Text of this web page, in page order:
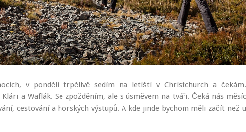
v pondělí trpělivě sedím na letišti v Christchurch a čekám.
Klári a Waflák. Se zpožděním, ale s úsměvem na tváři. Čeká nás měsíc
cestování a horských výstupů. A kde jinde bychom měli začít než u